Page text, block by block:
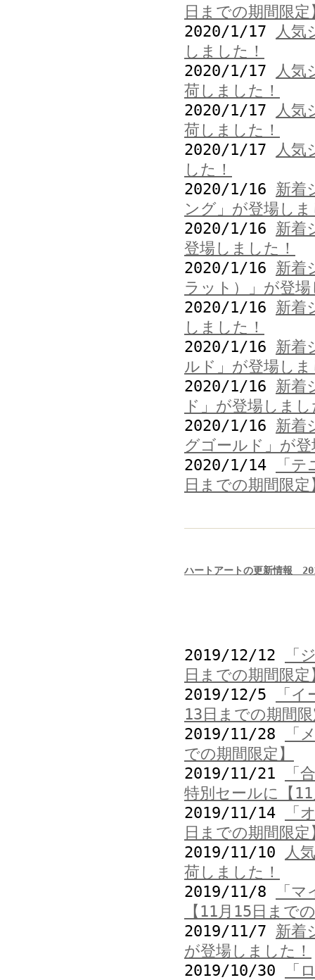
日までの期間限定
2020/1/17
人気
しました！
2020/1/17
人気
荷しました！
2020/1/17
人気
荷しました！
2020/1/17
人気
した！
2020/1/16 新着
ング」が登場し
2020/1/16 新着
登場しました！
2020/1/16 新着
ラット）」が登
2020/1/16 新着
しました！
2020/1/16 新着
ルド」が登場し
2020/1/16 新着
ド」が登場しま
2020/1/16 新着
グゴールド」が
2020/1/14
「
日までの期間限定
ハートアートの更新情報
2019/12/12
「
日までの期間限定
2019/12/5
「
13日までの期間
2019/11/28
「
での期間限定】
2019/11/21
「
特別セールに【
2019/11/14
「
日までの期間限定
2019/11/10
人
荷しました！
2019/11/8
「
【11月15日まで
2019/11/7 新着
が登場しました！
2019/10/30
「